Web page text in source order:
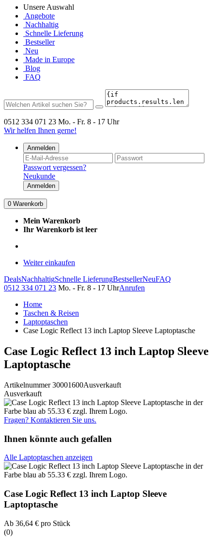
Unsere Auswahl
Angebote
Nachhaltig
Schnelle Lieferung
Bestseller
Neu
Made in Europe
Blog
FAQ
0512 334 071 23 Mo. - Fr. 8 - 17 Uhr
Wir helfen Ihnen gerne!
Anmelden
Passwort vergessen?
Neukunde
Anmelden
0 Warenkorb
Mein Warenkorb
Ihr Warenkorb ist leer
Weiter einkaufen
DealsNachhaltigSchnelle LieferungBestsellerNeuFAQ
0512 334 071 23 Mo. - Fr. 8 - 17 UhrAnrufen
Home
Taschen & Reisen
Laptoptaschen
Case Logic Reflect 13 inch Laptop Sleeve Laptoptasche
Case Logic Reflect 13 inch Laptop Sleeve
Laptoptasche
Artikelnummer 30001600Ausverkauft
Ausverkauft
Fragen? Kontaktieren Sie uns.
Ihnen könnte auch gefallen
Alle Laptoptaschen anzeigen
Case Logic Reflect 13 inch Laptop Sleeve
Laptoptasche
Ab 36,64 € pro Stück
(0)